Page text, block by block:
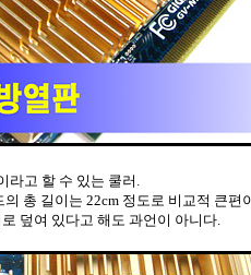
고 할 수 있는 쿨러.
총 길이는 22cm 정도로 비교적 큰편
덮여 있다고 해도 과언이 아니다.